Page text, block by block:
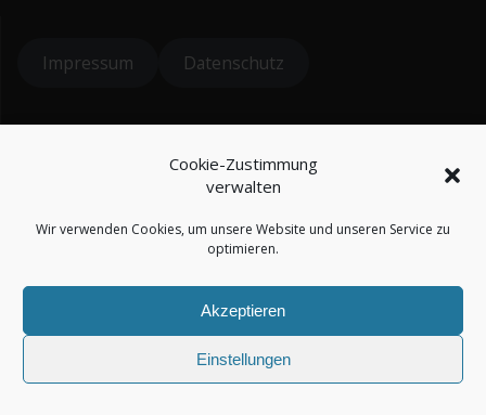
Cookie-Zustimmung
verwalten
Wir verwenden Cookies, um unsere Website und unseren Service zu
optimieren.
Akzeptieren
Einstellungen
Impressum Datenschutz
* = Affiliatelinks / Werbung
koiteichblog